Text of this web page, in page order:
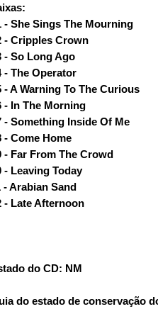
- She Sings The Mourning
- Cripples Crown
- So Long Ago
- The Operator
- A Warning To The Curious
- In The Morning
- Something Inside Of Me
- Come Home
- Far From The Crowd
- Leaving Today
- Arabian Sand
- Late Afternoon
do CD: NM
do estado de conservação